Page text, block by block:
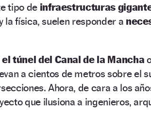
tipo deinfraestructuras
la física, suelen responder a
el túnel del Canal de la Mancha
a cientos de metros sobre el
Ahora, de cara a los
que ilusiona a ingenieros,